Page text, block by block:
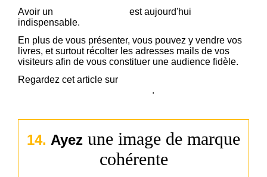
Avoir un
est aujourd'hui
indispensable.
En plus de vous présenter, vous pouvez y vendre vos
livres, et surtout récolter les adresses mails de vos
visiteurs afin de vous constituer une audience fidèle.
Regardez cet article sur
.
14. Ayez une image de marque
cohérente